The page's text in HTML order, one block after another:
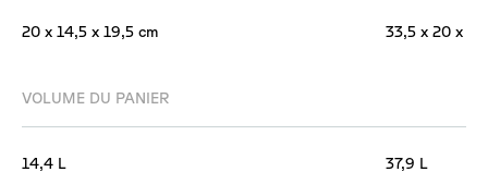
20 x 14,5 x 19,5 cm
VOLUME DU PANIER
14,4 L
33,5 x 20 x 30
37,9 L